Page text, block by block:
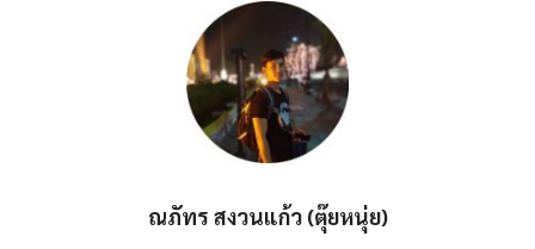
ณภัทร สงวนแก้ว (ตุ๊ยหนุ่ย)